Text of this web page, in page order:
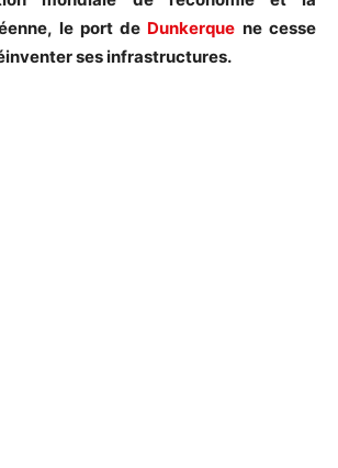
le port de Dunkerque ne cesse
ses infrastructures.